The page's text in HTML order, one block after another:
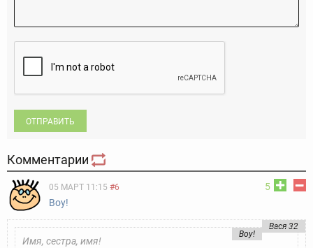
ОТПРАВИТЬ
Комментарии
5
05 МАРТ 11:15 #6
Воу!
Вася 32
Воу!
Имя, сестра, имя!